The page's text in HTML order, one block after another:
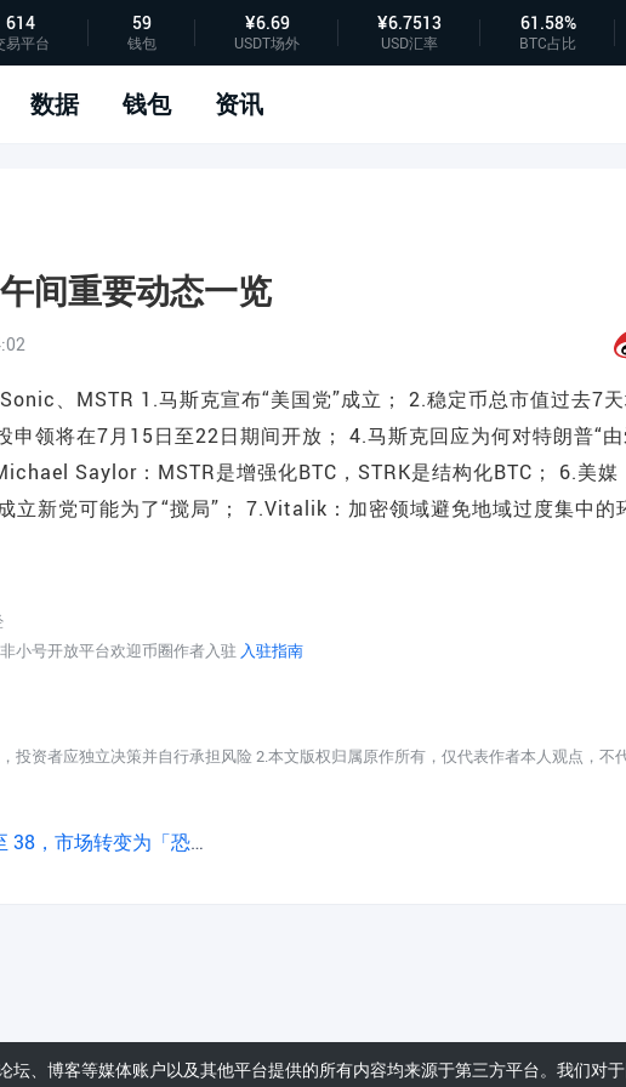
614
易平台
59
钱包
¥6.69
USDT场外
¥6.7513
USD汇率
61.58%
BTC占比
数据 钱包 资讯
间重要动态一览
、MSTR 1.马斯克宣布“美国党”成立； 2.稳定币总市值过去7
申领将在7月15日至22日期间开放； 4.马斯克回应为何对特朗普“
Saylor：MSTR是增强化BTC，STRK是结构化BTC； 6.美媒
立新党可能为了“搅局”； 7.Vitalik：加密领域避免地域过度集中的
小号开放平台欢迎币圈作者入驻 入驻指南
投资者应独立决策并自行承担风险 2.本文版权归属原作所有，仅代表作者本人观点，不
市场转变为「恐慌状态」
坛、博客等媒体账户以及其他平台提供的所有内容均来源于第三方平台。我们对